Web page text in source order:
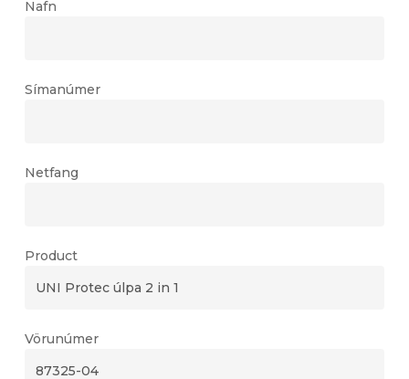
Nafn
Símanúmer
Netfang
Product
Vörunúmer